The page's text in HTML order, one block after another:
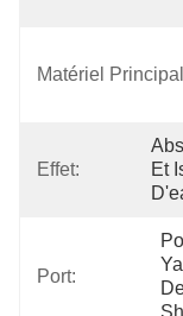
Matériel
Effet:
Et
Port: